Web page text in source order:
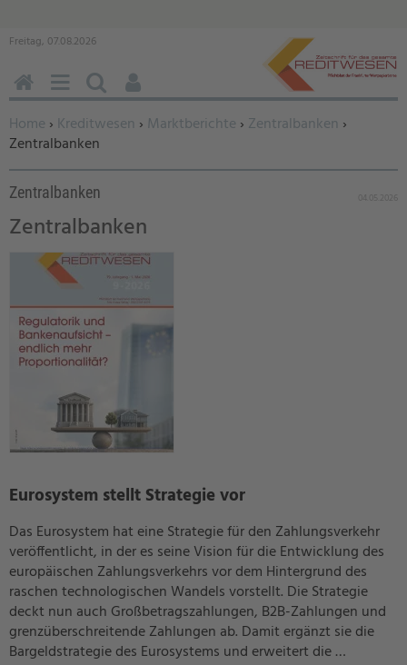
Freitag, 07.08.2026
Sie befinden sich hier:
Home › Kreditwesen › Marktberichte › Zentralbanken ›
Zentralbanken
Zentralbanken 04.05.2026
Zentralbanken
Eurosystem stellt Strategie vor
Das Eurosystem hat eine Strategie für den Zahlungsverkehr
veröffentlicht, in der es seine Vision für die Entwicklung des
europäischen Zahlungsverkehrs vor dem Hintergrund des
raschen technologischen Wandels vorstellt. Die Strategie
deckt nun auch Großbetragszahlungen, B2B-Zahlungen und
grenzüberschreitende Zahlungen ab. Damit ergänzt sie die
Bargeldstrategie des Eurosystems und erweitert die …
HOMEMENÜSUCHEN
BENUTZERFUNKTIONEN